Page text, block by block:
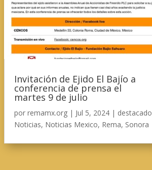
Invitación de Ejido El Bajío a
conferencia de prensa el
martes 9 de julio
por remamx.org| Jul 5, 2024| destacado
Noticias, Noticias Mexico, Rema, Sonora